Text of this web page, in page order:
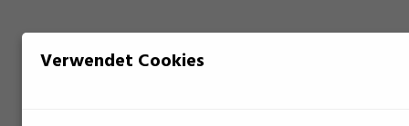
Verwendet Cookies